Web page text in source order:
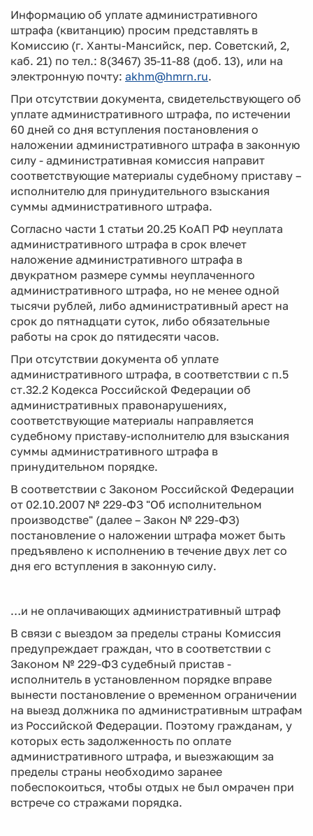
Информацию об уплате административного
штрафа (квитанцию) просим представлять в
Комиссию (г. Ханты-Мансийск, пер. Советский, 2,
каб. 21) по тел.: 8(3467) 35-11-88 (доб. 13), или на
электронную почту: akhm@hmrn.ru.
При отсутствии документа, свидетельствующего об
уплате административного штрафа, по истечении
60 дней со дня вступления постановления о
наложении административного штрафа в законную
силу - административная комиссия направит
соответствующие материалы судебному приставу –
исполнителю для принудительного взыскания
суммы административного штрафа.
Согласно части 1 статьи 20.25 КоАП РФ неуплата
административного штрафа в срок влечет
наложение административного штрафа в
двукратном размере суммы неуплаченного
административного штрафа, но не менее одной
тысячи рублей, либо административный арест на
срок до пятнадцати суток, либо обязательные
работы на срок до пятидесяти часов.
При отсутствии документа об уплате
административного штрафа, в соответствии с п.5
ст.32.2 Кодекса Российской Федерации об
административных правонарушениях,
соответствующие материалы направляется
судебному приставу-исполнителю для взыскания
суммы административного штрафа в
принудительном порядке.
В соответствии с Законом Российской Федерации
от 02.10.2007 № 229-ФЗ "Об исполнительном
производстве" (далее – Закон № 229-ФЗ)
постановление о наложении штрафа может быть
предъявлено к исполнению в течение двух лет со
дня его вступления в законную силу.
…и не оплачивающих административный штраф
В связи с выездом за пределы страны Комиссия
предупреждает граждан, что в соответствии с
Законом № 229-ФЗ судебный пристав -
исполнитель в установленном порядке вправе
вынести постановление о временном ограничении
на выезд должника по административным штрафам
из Российской Федерации. Поэтому гражданам, у
которых есть задолженность по оплате
административного штрафа, и выезжающим за
пределы страны необходимо заранее
побеспокоиться, чтобы отдых не был омрачен при
встрече со стражами порядка.